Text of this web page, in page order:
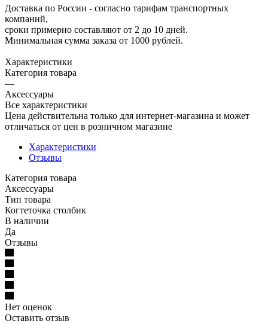
Доставка по России - согласно тарифам транспортных
компаний,
сроки примерно составляют от 2 до 10 дней.
Минимальная сумма заказа от 1000 рублей.
Характеристики
Категория товара
—
Аксессуары
Все характеристики
Цена действительна только для интернет-магазина и может
отличаться от цен в розничном магазине
Характеристики
Отзывы
Категория товара
Аксессуары
Тип товара
Когтеточка столбик
В наличии
Да
Отзывы
Нет оценок
Оставить отзыв